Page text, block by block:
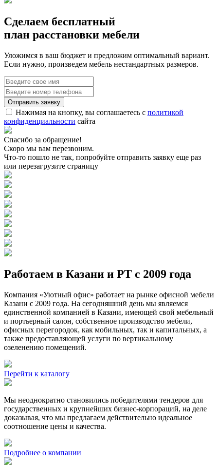
Сделаем бесплатный
план расстановки мебели
Уложимся в ваш бюджет и предложим оптимальный вариант.
Если нужно, произведем мебель нестандартных размеров.
Нажимая на кнопку, вы соглашаетесь с политикой
конфиденциальности сайта
Спасибо за обращение!
Скоро мы вам перезвоним.
Что-то пошло не так, попробуйте отправить заявку еще раз
или перезагрузите страницу
Работаем в Казани и РТ с 2009 года
Компания «Уютный офис» работает на рынке офисной мебели
Казани с 2009 года. На сегодняшний день мы являемся
единственной компанией в Казани, имеющей свой мебельный
и портьерный салон, собственное производство мебели,
офисных перегородок, как мобильных, так и капитальных, а
также предоставляющей услуги по вертикальному
озеленению помещений.
Перейти к каталогу
Мы неоднократно становились победителями тендеров для
государственных и крупнейших бизнес-корпораций, на деле
доказывая, что мы предлагаем действительно идеальное
соотношение цены и качества.
Подробнее о компании